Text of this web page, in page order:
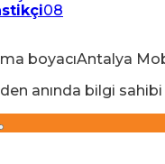
08
anında bilgi